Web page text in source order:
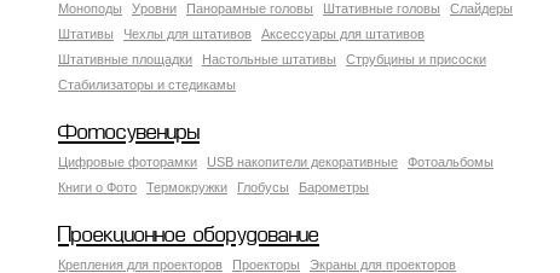
Моноподы Уровни Панорамные головы Штативные головы
Слайдеры
Штативы
Чехлы для штативов
Аксессуары для штативов
Штативные площадки
Настольные штативы
Струбцины и присоски
Стабилизаторы и стедикамы
Фотосувениры
Цифровые фоторамки USB накопители декоративные
Фотоальбомы
Книги о Фото
Термокружки Глобусы Барометры
Проекционное оборудование
Крепления для проекторов Проекторы
Экраны для проекторов